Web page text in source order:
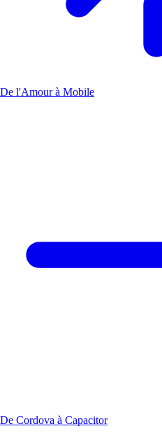
De l'Amour à Mobile
De Cordova à Capacitor